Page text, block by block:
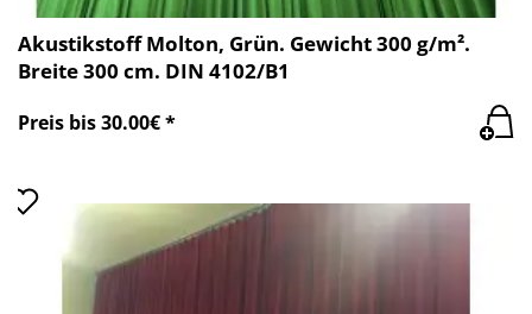
Akustikstoff Molton, Grün. Gewicht 300 g/m².
Breite 300 cm. DIN 4102/B1
Preis bis 30.00€ *